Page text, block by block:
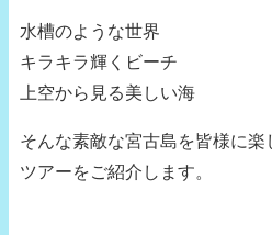
水槽のような世界
キラキラ輝くビーチ
上空から見る美しい海
そんな素敵な宮古島を皆様に
ツアーをご紹介します。